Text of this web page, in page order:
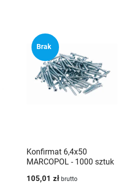
Brak
Konfirmat 6,4x50
MARCOPOL - 1000 sztuk
105,01 zł brutto